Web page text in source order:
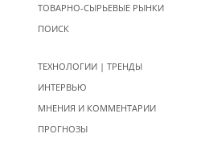
ТОВАРНО-СЫРЬЕВЫЕ РЫНКИ
ПОИСК
ТЕХНОЛОГИИ | ТРЕНДЫ
ИНТЕРВЬЮ
МНЕНИЯ И КОММЕНТАРИИ
ПРОГНОЗЫ